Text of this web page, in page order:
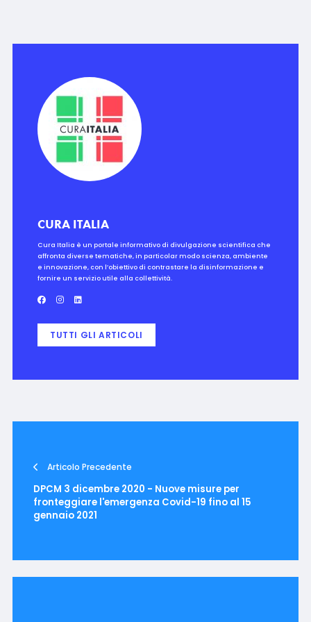
CURA ITALIA
Cura Italia è un portale informativo di divulgazione scientifica che
affronta diverse tematiche, in particolar modo scienza, ambiente
e innovazione, con l’obiettivo di contrastare la disinformazione e
fornire un servizio utile alla collettività.
TUTTI GLI ARTICOLI
Articolo Precedente
DPCM 3 dicembre 2020 - Nuove misure per
fronteggiare l'emergenza Covid-19 fino al 15
gennaio 2021